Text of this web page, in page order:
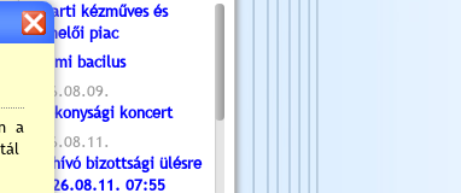
Tóparti kézműves és
termelői piac
Valami bacilus
2026.08.09.
Jótékonysági koncert
2026.08.11.
Meghívó bizottsági ülésre
- 2026.08.11. 07:55